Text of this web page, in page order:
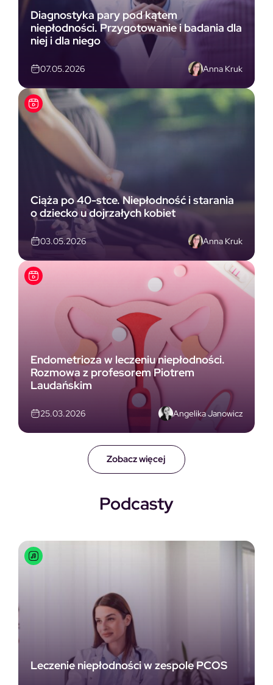
Zobacz więcej
Diagnostyka pary pod kątem
niepłodności. Przygotowanie i badania dla
niej i dla niego
07.05.2026 Anna Kruk
Ciąża po 40-stce. Niepłodność i starania
o dziecko u dojrzałych kobiet
03.05.2026 Anna Kruk
Endometrioza w leczeniu niepłodności.
Rozmowa z profesorem Piotrem
Laudańskim
25.03.2026 Angelika Janowicz
Podcasty
Leczenie niepłodności w zespole PCOS